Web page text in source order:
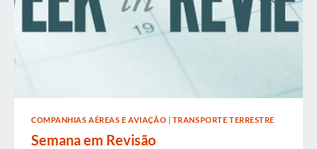
COMPANHIAS AÉREAS E AVIAÇÃO | TRANSPORTE TERRESTRE
Semana em Revisão